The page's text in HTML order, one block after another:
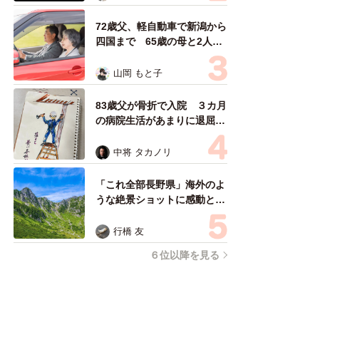
さはみんな同じ」保護団体代
表の訴え
72歳父、軽自動車で新潟から
四国まで 65歳の母と2人で
3泊4日の旅 パーキングの休
憩まで分刻み… 「大学生で
も組まねえよ！」
山岡 もと子
83歳父が骨折で入院 ３カ月
の病院生活があまりに退屈で
い！」→スケッチブックを見
た家族が仰天「これ、売れま
すよ…」
中将 タカノリ
「これ全部長野県」海外のよ
うな絶景ショットに感動と反
響「離れてからいいところだ
ったんだって気づいた」
行橋 友
６位以降を見る